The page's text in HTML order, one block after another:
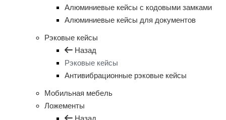
Алюминиевые кейсы с кодовыми замками
Алюминиевые кейсы для документов
Рэковые кейсы
Назад
Рэковые кейсы
Антивибрационные рэковые кейсы
Мобильная мебель
Ложементы
Назад